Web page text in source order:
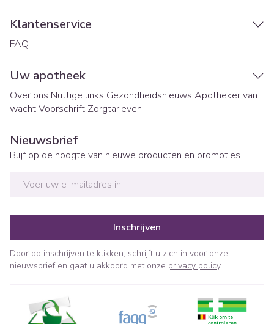
Klantenservice
FAQ
Uw apotheek
Over ons Nuttige links Gezondheidsnieuws Apotheker van
wachtVoorschrift Zorgtarieven
Nieuwsbrief
Blijf op de hoogte van nieuwe producten en promoties
Inschrijven
Door op inschrijven te klikken, schrijft u zich in voor onze
nieuwsbrief en gaat u akkoord met onze privacy policy.